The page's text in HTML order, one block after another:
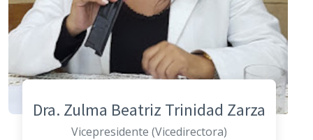
Dra. Zulma Beatriz Trinidad Zarza
Vicepresidente (Vicedirectora)